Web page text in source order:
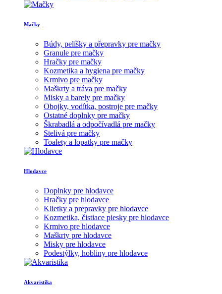
Mačky
Búdy, pelíšky a přepravky pre mačky
Granule pre mačky
Hračky pre mačky
Kozmetika a hygiena pre mačky
Krmivo pre mačky
Maškrty a tráva pre mačky
Misky a barely pre mačky
Obojky, vodítka, postroje pre mačky
Ostatné doplnky pre mačky
Škrabadlá a odpočívadlá pre mačky
Stelivá pre mačky
Toalety a lopatky pre mačky
Hlodavce
Doplnky pre hlodavce
Hračky pre hlodavce
Klietky a prepravky pre hlodavce
Kozmetika, čistiace piesky pre hlodavce
Krmivo pre hlodavce
Maškrty pre hlodavce
Misky pre hlodavce
Podestýlky, hobliny pre hlodavce
Akvaristika